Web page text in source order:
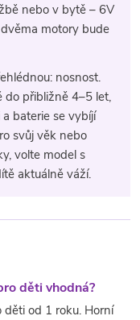
nebo v bytě – 6V
motory bude
nosnost.
do přibližně 4–5 let,
baterie se vybíjí
svůj věk nebo
volte model s
aktuálně váží.
děti vhodná?
děti od 1 roku. Horní